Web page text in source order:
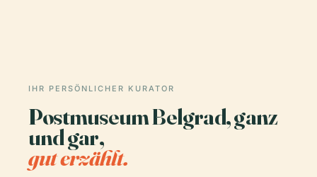
IHR PERSÖNLICHER KURATOR
Postmuseum Belgrad, ganz
und gar,
gut erzählt.